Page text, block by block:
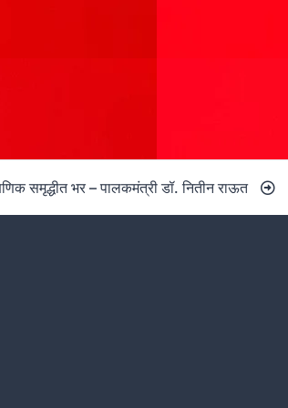
समृद्धीत भर – पालकमंत्री डॉ. नितीन राऊत